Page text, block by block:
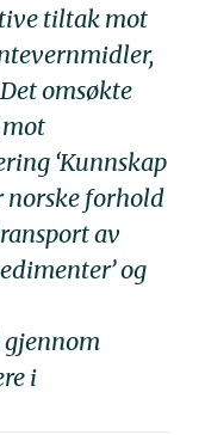
tiltak mot
omsøkte
mot
‘Kunnskap
forhold
av
og
i